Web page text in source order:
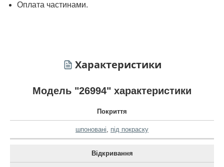
Оплата частинами.
Характеристики
Модель "26994" характеристики
Покриття
шпоновані, під покраску
Відкривання